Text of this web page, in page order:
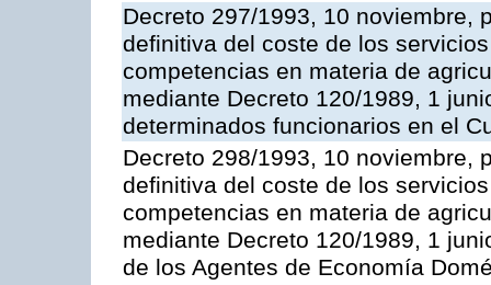
Decreto 297/1993, 10 noviembre,
definitiva del coste de los
competencias en materia de
mediante Decreto 120/1989, 1
determinados funcionarios en el
Decreto 298/1993, 10 noviembre,
definitiva del coste de los
competencias en materia de
mediante Decreto 120/1989, 1
de los Agentes de Economía